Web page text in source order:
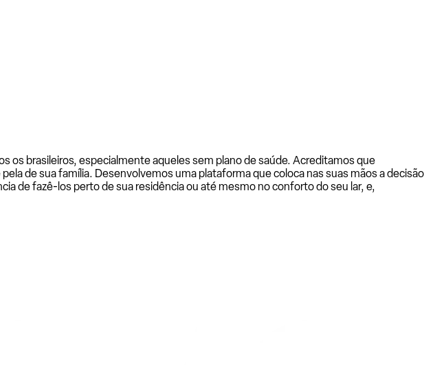
os brasileiros, especialmente aqueles sem plano de saúde. Acreditamos que
de sua família. Desenvolvemos uma plataforma que coloca nas suas mãos a decisão
de fazê-los perto de sua residência ou até mesmo no conforto do seu lar, e,